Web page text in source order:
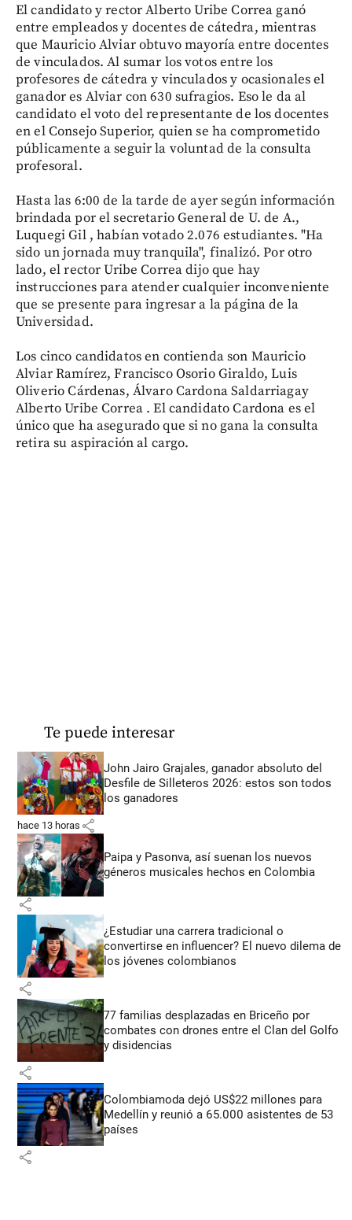
El candidato y rector Alberto Uribe Correa ganó
entre empleados y docentes de cátedra, mientras
que Mauricio Alviar obtuvo mayoría entre docentes
de vinculados. Al sumar los votos entre los
profesores de cátedra y vinculados y ocasionales el
ganador es Alviar con 630 sufragios. Eso le da al
candidato el voto del representante de los docentes
en el Consejo Superior, quien se ha comprometido
públicamente a seguir la voluntad de la consulta
profesoral.
Hasta las 6:00 de la tarde de ayer según información
brindada por el secretario General de U. de A.,
Luquegi Gil , habían votado 2.076 estudiantes. "Ha
sido un jornada muy tranquila", finalizó. Por otro
lado, el rector Uribe Correa dijo que hay
instrucciones para atender cualquier inconveniente
que se presente para ingresar a la página de la
Universidad.
Los cinco candidatos en contienda son Mauricio
Alviar Ramírez, Francisco Osorio Giraldo, Luis
Oliverio Cárdenas, Álvaro Cardona Saldarriagay
Alberto Uribe Correa . El candidato Cardona es el
único que ha asegurado que si no gana la consulta
retira su aspiración al cargo.
Te puede interesar
John Jairo Grajales, ganador absoluto del
Desfile de Silleteros 2026: estos son todos
los ganadores
hace 13 horas share
Paipa y Pasonva, así suenan los nuevos
géneros musicales hechos en Colombia
share
¿Estudiar una carrera tradicional o
convertirse en influencer? El nuevo dilema de
los jóvenes colombianos
share
77 familias desplazadas en Briceño por
combates con drones entre el Clan del Golfo
y disidencias
share
Colombiamoda dejó US$22 millones para
Medellín y reunió a 65.000 asistentes de 53
países
share